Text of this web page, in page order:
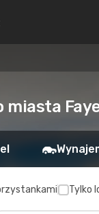
miasta
Tylko